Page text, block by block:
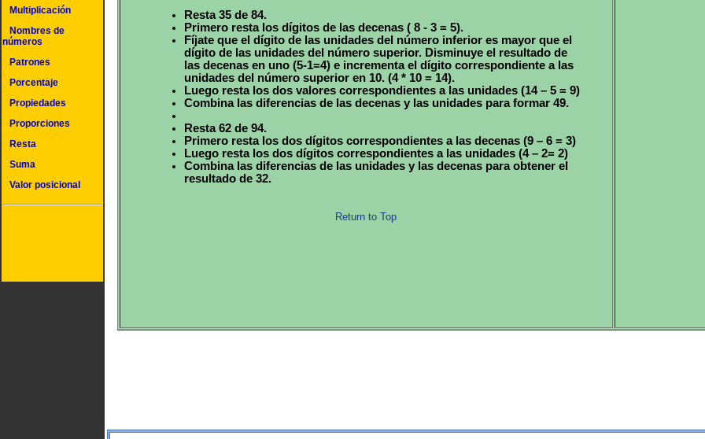
Multiplicación
Nombres de
números
Patrones
Porcentaje
Propiedades
Proporciones
Resta
Suma
Valor posicional
Resta 35 de 84.
Primero resta los dígitos de las decenas ( 8 - 3 = 5).
Fíjate que el dígito de las unidades del número inferior es mayor que el
dígito de las unidades del número superior. Disminuye el resultado de
las decenas en uno (5-1=4) e incrementa el dígito correspondiente a las
unidades del número superior en 10. (4 * 10 = 14).
Luego resta los dos valores correspondientes a las unidades (14 – 5 = 9)
Combina las diferencias de las decenas y las unidades para formar 49.
Resta 62 de 94.
Primero resta los dos dígitos correspondientes a las decenas (9 – 6 = 3)
Luego resta los dos dígitos correspondientes a las unidades (4 – 2= 2)
Combina las diferencias de las unidades y las decenas para obtener el
resultado de 32.
Return to Top